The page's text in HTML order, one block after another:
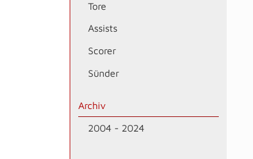
Tore
Assists
Scorer
Sünder
Archiv
2004 - 2024